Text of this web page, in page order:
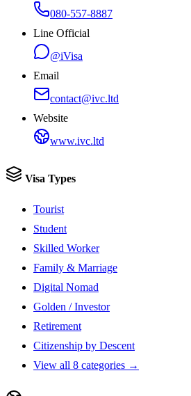
080-557-8887
Line Official
@iVisa
Email
contact@ivc.ltd
Website
www.ivc.ltd
Visa Types
Tourist
Student
Skilled Worker
Family & Marriage
Digital Nomad
Golden / Investor
Retirement
Citizenship by Descent
View all 8 categories →